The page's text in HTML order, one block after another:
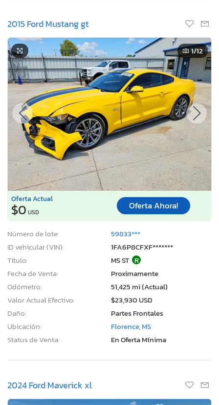
2015 Ford Mustang gt
1/12
Oferta Actual
$0 USD
Oferta Ahora!
Número de lote:
59833***
ID vehicular (VIN):
1FA6P8CFXF*******
Título:
MS ST R
Fecha de Venta:
Proximamente
Odómetro:
51,425 mi (Actual)
Valor Actual Efectivo:
$23,930 USD
Daño:
Partes Frontales
Ubicación:
Florence, MS
Status de Venta:
En Oferta Mínima
2024 Ford Maverick xl